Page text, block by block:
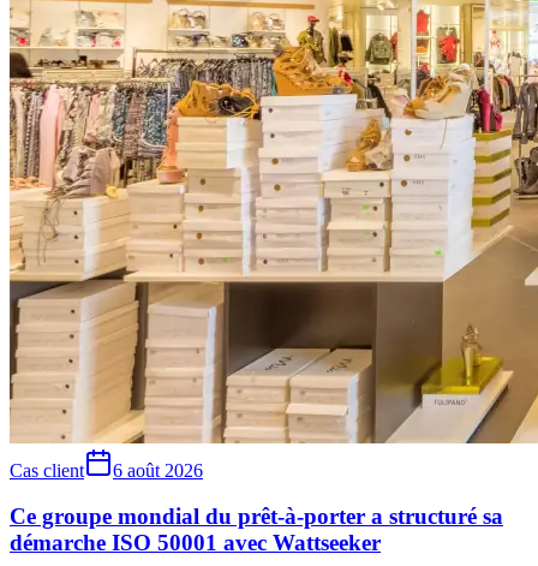
Cas client 6 août 2026
Ce groupe mondial du prêt-à-porter a structuré sa
démarche ISO 50001 avec Wattseeker